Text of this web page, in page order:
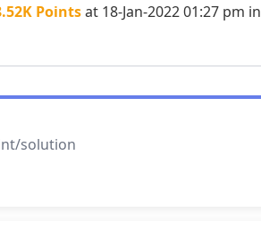
Pointsat 18-Jan-2022 01:27 pm in
solution